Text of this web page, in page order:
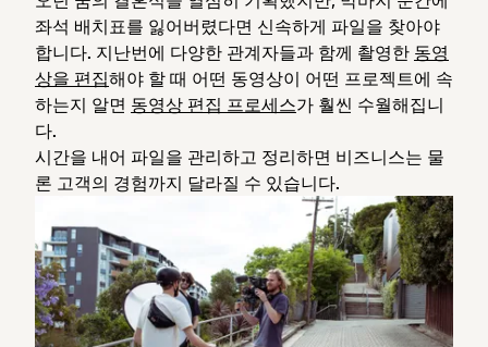
좌석 배치표를 잃어버렸다면 신속하게 파일을 찾아야
합니다. 지난번에 다양한 관계자들과 함께 촬영한 동영
상을 편집해야 할 때 어떤 동영상이 어떤 프로젝트에 속
하는지 알면 동영상 편집 프로세스가 훨씬 수월해집니
다.
시간을 내어 파일을 관리하고 정리하면 비즈니스는 물
론 고객의 경험까지 달라질 수 있습니다.